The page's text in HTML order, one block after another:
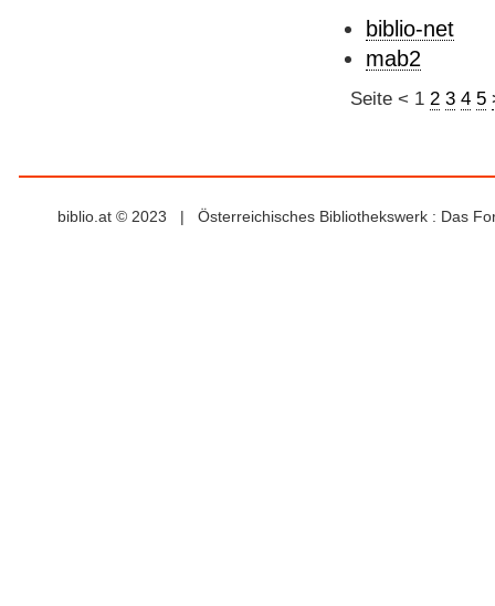
biblio-net
mab2
Seite < 1 2 3 4 5
biblio.at © 2023 | Österreichisches Bibliothekswerk : Das